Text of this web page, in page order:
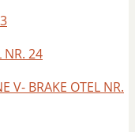
NR. 24
V- BRAKE OTEL NR.